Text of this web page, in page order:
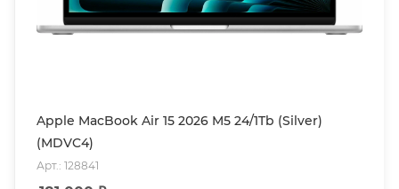
Apple MacBook Air 15 2026 M5 24/1Tb (Silver)
(MDVC4)
Арт.: 128841